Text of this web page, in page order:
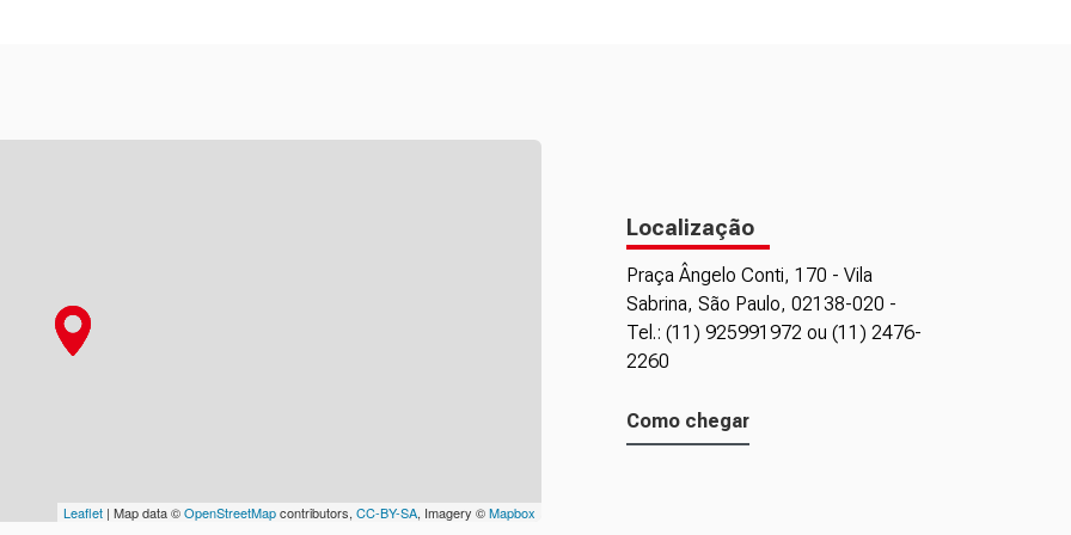
Leaflet| Map data ©OpenStreetMapcontributors, CC-BY-SA, Imagery ©Mapbox
Localização
Praça Ângelo Conti, 170 - Vila
Sabrina, São Paulo, 02138-020 -
Tel.: (11) 925991972 ou (11) 2476-
2260
Como chegar